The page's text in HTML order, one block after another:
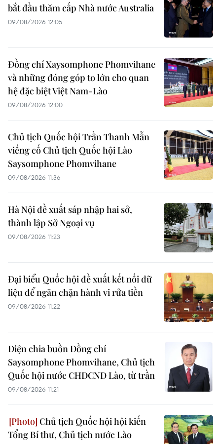
bắt đầu thăm cấp Nhà nước Australia
09/08/2026 12:05
Đồng chí Xaysomphone Phomvihane
và những đóng góp to lớn cho quan
hệ đặc biệt Việt Nam-Lào
09/08/2026 12:00
Chủ tịch Quốc hội Trần Thanh Mẫn
viếng cố Chủ tịch Quốc hội Lào
Saysomphone Phomvihane
09/08/2026 11:36
Hà Nội đề xuất sáp nhập hai sở,
thành lập Sở Ngoại vụ
09/08/2026 11:23
Đại biểu Quốc hội đề xuất kết nối dữ
liệu để ngăn chặn hành vi rửa tiền
09/08/2026 11:22
Điện chia buồn Đồng chí
Saysomphone Phomvihane, Chủ tịch
Quốc hội nước CHDCND Lào, từ trần
09/08/2026 11:21
Chủ tịch Quốc hội hội kiến
Tổng Bí thư, Chủ tịch nước Lào